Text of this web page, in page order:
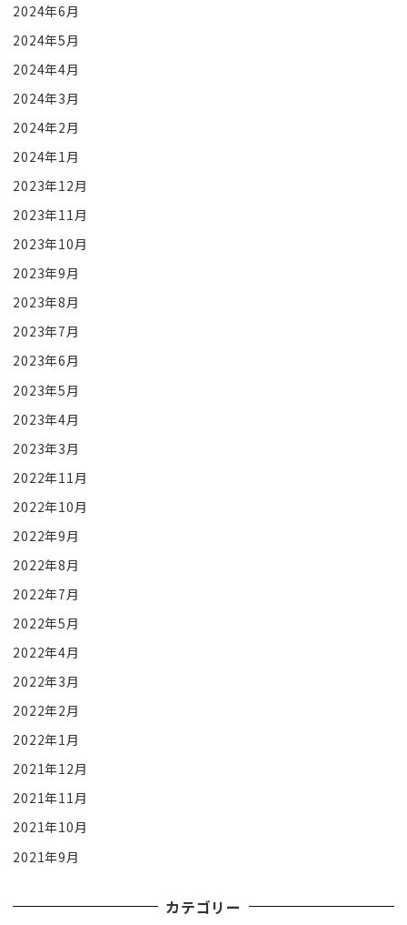
2024年6月
2024年5月
2024年4月
2024年3月
2024年2月
2024年1月
2023年12月
2023年11月
2023年10月
2023年9月
2023年8月
2023年7月
2023年6月
2023年5月
2023年4月
2023年3月
2022年11月
2022年10月
2022年9月
2022年8月
2022年7月
2022年5月
2022年4月
2022年3月
2022年2月
2022年1月
2021年12月
2021年11月
2021年10月
2021年9月
カテゴリー